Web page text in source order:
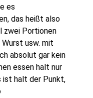
es
das heißt also
zwei Portionen
usw. mit
absolut gar kein
essen halt nur
ist halt der Punkt,